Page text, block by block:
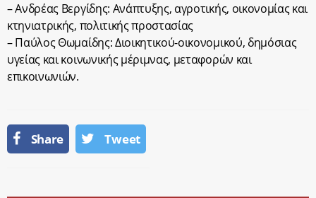
– Ανδρέας Βεργίδης: Ανάπτυξης, αγροτικής, οικονομίας και
κτηνιατρικής, πολιτικής προστασίας
– Παύλος Θωμαίδης: Διοικητικού-οικονομικού, δημόσιας
υγείας και κοινωνικής μέριμνας, μεταφορών και
επικοινωνιών.
Share Tweet